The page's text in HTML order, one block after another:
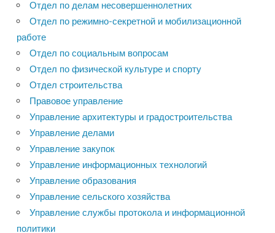
Отдел по делам несовершеннолетних
Отдел по режимно-секретной и мобилизационной
работе
Отдел по социальным вопросам
Отдел по физической культуре и спорту
Отдел строительства
Правовое управление
Управление архитектуры и градостроительства
Управление делами
Управление закупок
Управление информационных технологий
Управление образования
Управление сельского хозяйства
Управление службы протокола и информационной
политики